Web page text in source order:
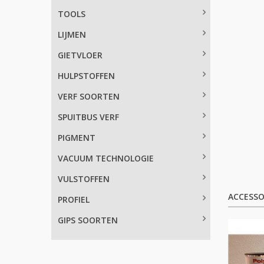
TOOLS
LIJMEN
GIETVLOER
HULPSTOFFEN
VERF SOORTEN
SPUITBUS VERF
PIGMENT
VACUUM TECHNOLOGIE
VULSTOFFEN
PROFIEL
GIPS SOORTEN